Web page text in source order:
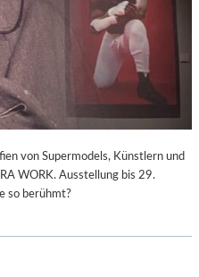
von Supermodels, Künstlern und
WORK. Ausstellung bis 29.
so berühmt?